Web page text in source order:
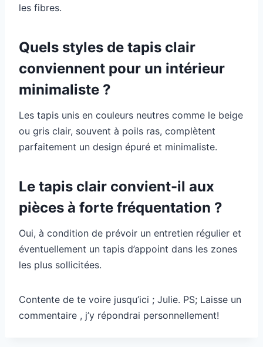
les fibres.
Quels styles de tapis clair
conviennent pour un intérieur
minimaliste ?
Les tapis unis en couleurs neutres comme le beige
ou gris clair, souvent à poils ras, complètent
parfaitement un design épuré et minimaliste.
Le tapis clair convient-il aux
pièces à forte fréquentation ?
Oui, à condition de prévoir un entretien régulier et
éventuellement un tapis d’appoint dans les zones
les plus sollicitées.
Contente de te voire jusqu’ici ; Julie. PS; Laisse un
commentaire , j’y répondrai personnellement!